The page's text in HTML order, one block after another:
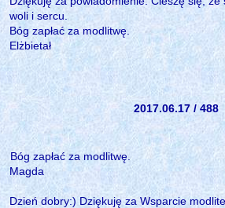
woli i sercu.
Bóg zapłać za modlitwę.
Elżbietał
2017.06.17 / 488
Bóg zapłać za modlitwę.
Magda
Dzień dobry:) Dziękuję za Wsparcie